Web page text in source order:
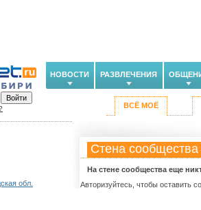
НОВОСТИ РАЗВЛЕЧЕНИЯ
ВСЁ МОЁ
Стена сообщества
На стене сообщества еще
Авторизуйтесь, чтобы оставить
обл.